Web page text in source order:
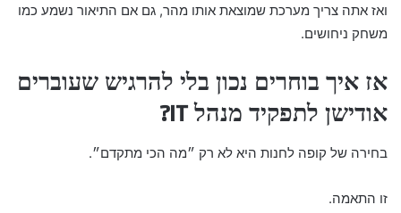
ואז אתה צריך מערכת שמוצאת אותו מהר, גם אם התיאור נשמע כמו
משחק ניחושים.
אז איך בוחרים נכון בלי להרגיש שעוברים
אודישן לתפקיד מנהל IT?
בחירה של קופה לחנות היא לא רק ״מה הכי מתקדם״.
זו התאמה.